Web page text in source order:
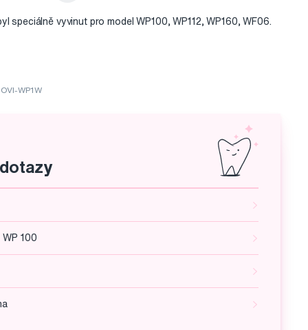
speciálně vyvinut pro model WP100, WP112, WP160, WF06.
WP1W
100